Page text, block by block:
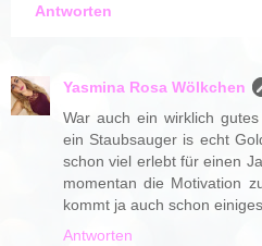
Antworten
Yasmina Rosa Wölkchen
War auch ein wirklich
ein Staubsauger is echt
schon viel erlebt für einen
momentan die Motivation
kommt ja auch schon
Antworten